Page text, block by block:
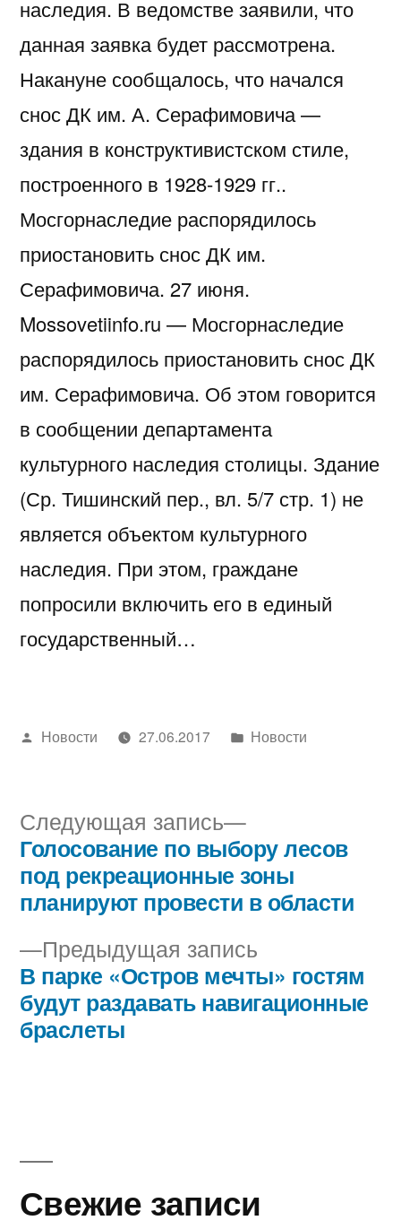
наследия. В ведомстве заявили, что
данная заявка будет рассмотрена.
Накануне сообщалось, что начался
снос ДК им. А. Серафимовича —
здания в конструктивистском стиле,
построенного в 1928-1929 гг..
Мосгорнаследие распорядилось
приостановить снос ДК им.
Серафимовича. 27 июня.
Mossovetiinfo.ru — Мосгорнаследие
распорядилось приостановить снос ДК
им. Серафимовича. Об этом говорится
в сообщении департамента
культурного наследия столицы. Здание
(Ср. Тишинский пер., вл. 5/7 стр. 1) не
является объектом культурного
наследия. При этом, граждане
попросили включить его в единый
государственный…
Написано
Новости 27.06.2017
Написано
Новости
Навигация
по
записям
Предыдущая запись
запись:
В парке «Остров мечты» гостям
будут раздавать навигационные
браслеты
Следующая запись
Следующая
запись:
Голосование по выбору лесов
под рекреационные зоны
планируют провести в области
Свежие записи